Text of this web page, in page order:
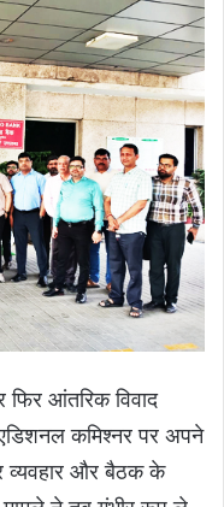
फिर आंतरिक विवाद
कमिश्नर पर अपने
व्यवहार और बैठक के